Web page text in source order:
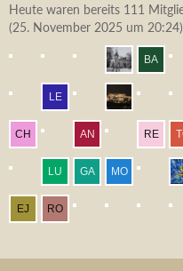
Heute waren bereits 111
(25. November 2025 um 20:24)